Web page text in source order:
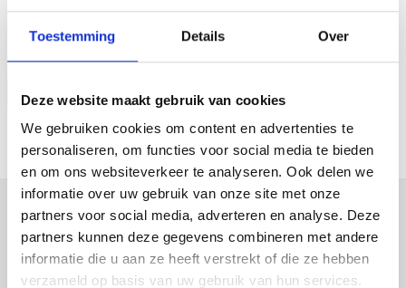
Toestemming Details Over
Deze website maakt gebruik van cookies
We gebruiken cookies om content en advertenties te
personaliseren, om functies voor social media te bieden
en om ons websiteverkeer te analyseren. Ook delen we
informatie over uw gebruik van onze site met onze
partners voor social media, adverteren en analyse. Deze
partners kunnen deze gegevens combineren met andere
informatie die u aan ze heeft verstrekt of die ze hebben
verzameld op basis van uw gebruik van hun services.
Vraag offerte
verpakkingen
displays